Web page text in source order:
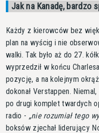
Jak na Kanadę, bardzo
Każdy z kierowców bez
plan na wyścig i nie
walki. Tak było aż do 27.
wyprzedził w końcu
pozycję, a na kolejnym
dokonał Verstappen.
po drugi komplet twardych
radio - nie rozumiał tego
boksów zjechał liderujący